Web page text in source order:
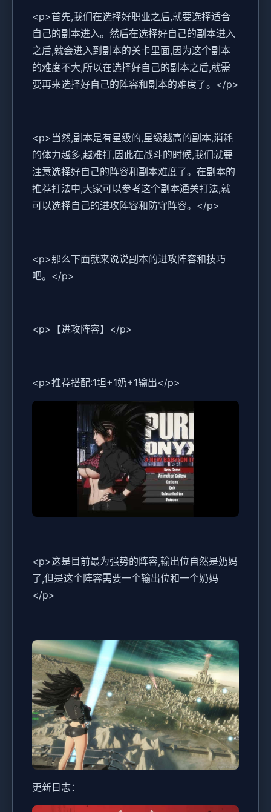
<p>首先,我们在选择好职业之后,就要选择适合
自己的副本进入。然后在选择好自己的副本进入
之后,就会进入到副本的关卡里面,因为这个副本
的难度不大,所以在选择好自己的副本之后,就需
要再来选择好自己的阵容和副本的难度了。</p>
<p>当然,副本是有星级的,星级越高的副本,消耗
的体力越多,越难打,因此在战斗的时候,我们就要
注意选择好自己的阵容和副本难度了。在副本的
推荐打法中,大家可以参考这个副本通关打法,就
可以选择自己的进攻阵容和防守阵容。</p>
<p>那么下面就来说说副本的进攻阵容和技巧
吧。</p>
<p>【进攻阵容】</p>
<p>推荐搭配:1坦+1奶+1输出</p>
<p>这是目前最为强势的阵容,输出位自然是奶妈
了,但是这个阵容需要一个输出位和一个奶妈
</p>
更新日志：